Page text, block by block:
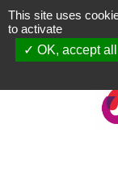
Aller
au
contenu
This site uses
to activate
OK, accept all